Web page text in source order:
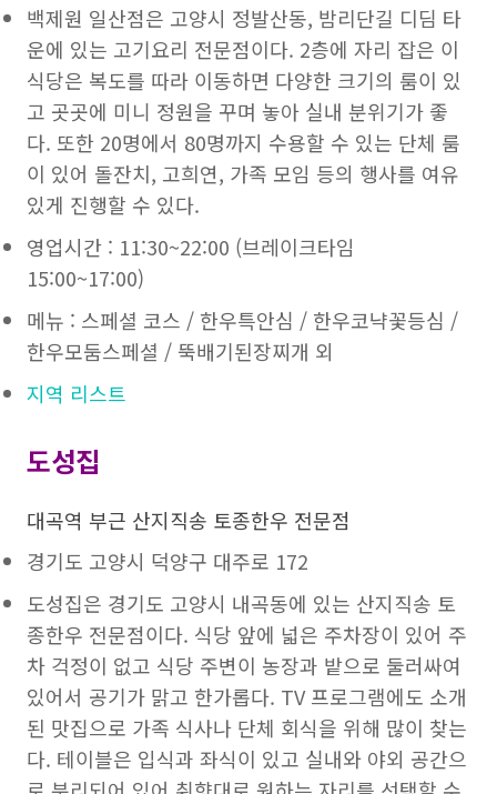
백제원 일산점은 고양시 정발산동, 밤리단길 디딤 타
운에 있는 고기요리 전문점이다. 2층에 자리 잡은 이
식당은 복도를 따라 이동하면 다양한 크기의 룸이 있
고 곳곳에 미니 정원을 꾸며 놓아 실내 분위기가 좋
다. 또한 20명에서 80명까지 수용할 수 있는 단체 룸
이 있어 돌잔치, 고희연, 가족 모임 등의 행사를 여유
있게 진행할 수 있다.
영업시간 : 11:30~22:00 (브레이크타임
15:00~17:00)
메뉴 : 스페셜 코스 / 한우특안심 / 한우코냑꽃등심 /
한우모둠스페셜 / 뚝배기된장찌개 외
지역 리스트
도성집
대곡역 부근 산지직송 토종한우 전문점
경기도 고양시 덕양구 대주로 172
도성집은 경기도 고양시 내곡동에 있는 산지직송 토
종한우 전문점이다. 식당 앞에 넓은 주차장이 있어 주
차 걱정이 없고 식당 주변이 농장과 밭으로 둘러싸여
있어서 공기가 맑고 한가롭다. TV 프로그램에도 소개
된 맛집으로 가족 식사나 단체 회식을 위해 많이 찾는
다. 테이블은 입식과 좌식이 있고 실내와 야외 공간으